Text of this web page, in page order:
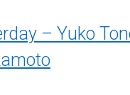
– Yuko